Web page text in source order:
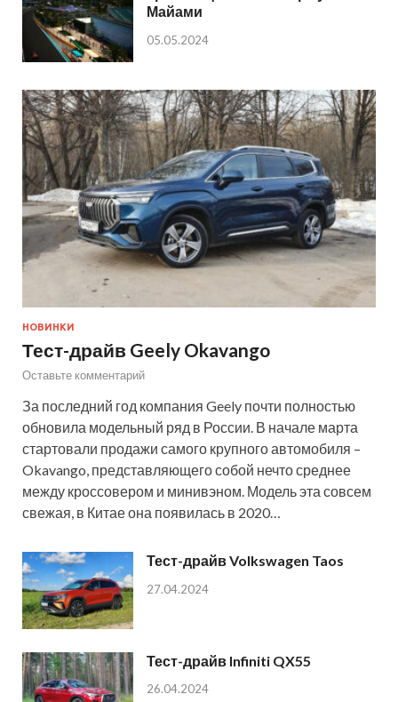
Майами
05.05.2024
НОВИНКИ
Тест-драйв Geely Okavango
Оставьте комментарий
За последний год компания Geely почти полностью
обновила модельный ряд в России. В начале марта
стартовали продажи самого крупного автомобиля –
Okavango, представляющего собой нечто среднее
между кроссовером и минивэном. Модель эта совсем
свежая, в Китае она появилась в 2020…
Тест-драйв Volkswagen Taos
27.04.2024
Тест-драйв Infiniti QX55
26.04.2024